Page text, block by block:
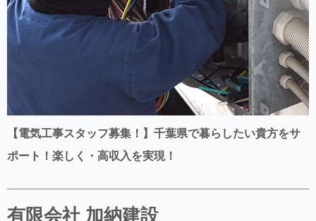
【電気工事スタッフ募集！】千葉県で暮らしたい貴方をサ
ポート！楽しく・高収入を実現！
有限会社 加納建設